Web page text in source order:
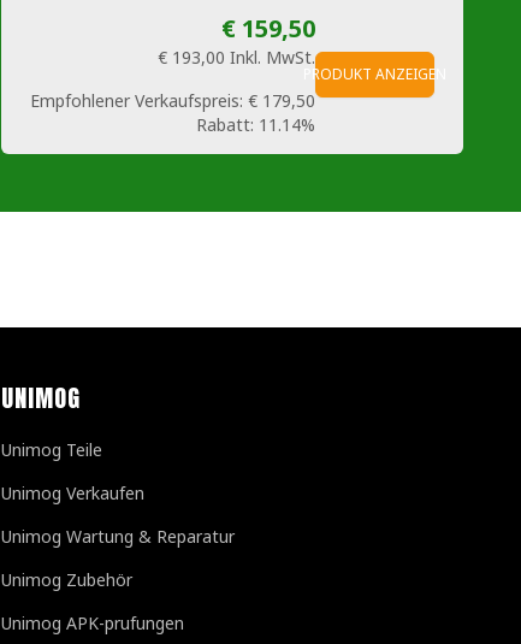
€ 159,50
€ 193,00 Inkl. MwSt.
Empfohlener Verkaufspreis: € 179,50
Rabatt: 11.14%
PRODUKT ANZEIGEN
UNIMOG
Unimog Teile
Unimog Verkaufen
Unimog Wartung & Reparatur
Unimog Zubehör
Unimog APK-prufungen